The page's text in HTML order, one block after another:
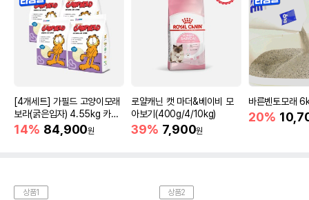
[4개세트] 가필드 고양이모래
보라(굵은입자) 4.55kg 카사
바모래
14% 84,900원
로얄캐닌 캣 마더&베이비 모
아보기(400g/4/10kg)
39% 7,900원
바른벤토모래
20%
상품1 상품2